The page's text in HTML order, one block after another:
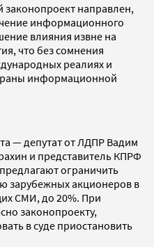
направлен,
информационного
влияния извне на
что без сомнения
реалиях и
информационной
— депутат от ЛДПР Вадим
и представитель КПРФ
ограничить
зарубежных акционеров в
СМИ, до 20%. При
законопроекту,
в суде приостановить